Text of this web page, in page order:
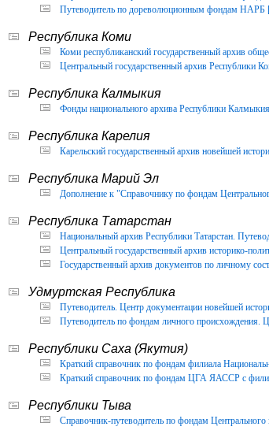
Путеводитель по дореволюционным фондам НАРБ
Республика Коми
Коми республиканский государственный архив
Центральный государственный архив Республики
Республика Калмыкия
Фонды национального архива Республики
Республика Карелия
Карельский государственный архив новейшей
Республика Марий Эл
Дополнение к "Справочнику по фондам
Республика Татарстан
Национальный архив Республики Татарстан.
Центральный государственный архив историко-
Государственный архив документов по личному
Удмуртская Республика
Путеводитель. Центр документации новейшей
Путеводитель по фондам личного происхождения.
Республики Саха (Якутия)
Краткий справочник по фондам филиала
Краткий справочник по фондам ЦГА ЯАССР с
Республики Тыва
Справочник-путеводитель по фондам